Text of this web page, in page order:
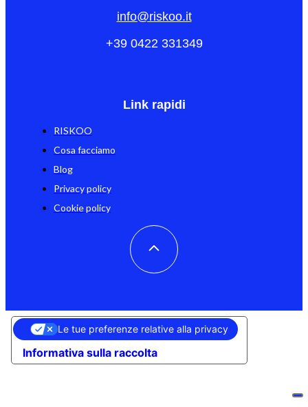
info@riskoo.it
+39 0422 331349
Link rapidi
RISKOO
Cosa facciamo
Blog
Privacy policy
Cookie policy
Informativa sulla raccolta
Le tue preferenze relative alla privacy